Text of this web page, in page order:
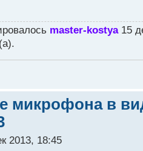
master-kostya15
микрофона в
2013, 18:45